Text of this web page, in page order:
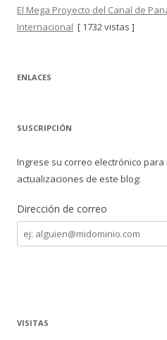
El Mega Proyecto del Canal de
Internacional [ 1732 vistas ]
ENLACES
SUSCRIPCIÓN
Ingrese su correo electrónico
actualizaciones de este blog:
Dirección de correo
Dirección
de
correo
VISITAS